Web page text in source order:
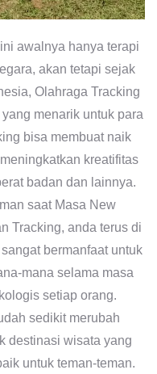
awalnya hanya terapi
akan tetapi sejak
Olahraga Tracking
menarik untuk para
bisa membuat naik
kreatifitas
badan dan lainnya.
saat Masa New
Tracking, anda terus di
bermanfaat untuk
mana selama masa
setiap orang.
sedikit merubah
destinasi wisata yang
untuk teman-teman.